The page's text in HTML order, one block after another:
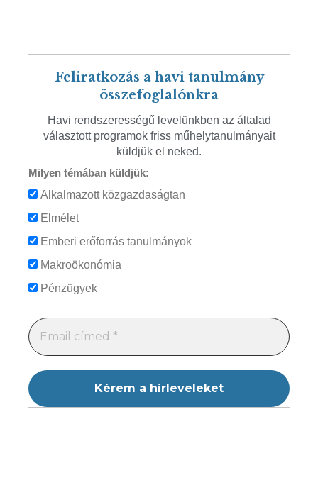
Feliratkozás a havi tanulmány
összefoglalónkra
Havi rendszerességű levelünkben az általad
választott programok friss műhelytanulmányait
küldjük el neked.
Milyen témában küldjük:
Alkalmazott közgazdaságtan
Elmélet
Emberi erőforrás tanulmányok
Makroökonómia
Pénzügyek